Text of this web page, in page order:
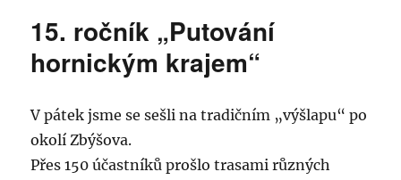
15. ročník „Putování
hornickým krajem“
V pátek jsme se sešli na tradičním „výšlapu“ po
okolí Zbýšova.
Přes 150 účastníků prošlo trasami různých